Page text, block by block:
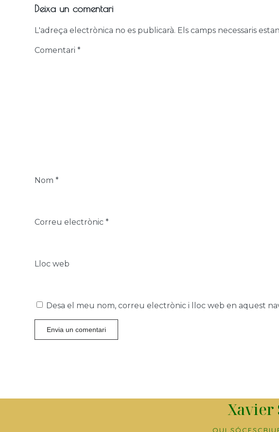
Deixa un comentari
L'adreça electrònica no es publicarà. Els camps necessaris
Comentari *
Nom *
Correu electrònic *
Lloc web
Desa el meu nom, correu electrònic i lloc web en aquest
Xavier
QUI SÓC